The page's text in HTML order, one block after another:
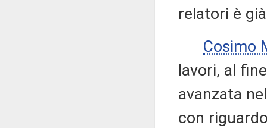
relatori è
Cosimo
lavori, al
avanzata
con